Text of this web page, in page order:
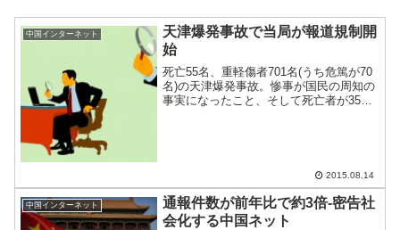
中国インターネット
天津爆発事故で当局が報道規制開
始
死亡55名、重軽傷者701名(うち危篤が70
名)の天津爆発事故。惨事が国民の周知の
事実になったこと、そして死亡者が35名
2015.08.14
中国インターネット
通報件数が前年比で約3倍-密告社
会化する中国ネット